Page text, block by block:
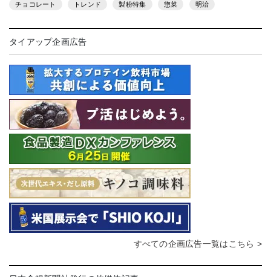
チョコレート トレンド 製粉特集 惣菜 明治
タイアップ企画広告
すべての企画広告一覧はこちら >